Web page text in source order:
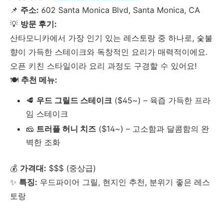
📌 주소: 602 Santa Monica Blvd, Santa Monica, CA
💡 방문 후기:
산타모니카에서 가장 인기 있는 레스토랑 중 하나로, 숯불
향이 가득한 스테이크와 독창적인 요리가 매력적이에요.
오픈 키친 스타일이라 요리 과정도 구경할 수 있어요!
🍽 추천 메뉴:
🥩 우드 그릴드 스테이크 ($45~) – 육즙 가득한 프라
임 스테이크
🧀 트러플 허니 치즈 ($14~) – 고소함과 달콤함의 완
벽한 조화
💰 가격대: $$$ (중상급)
✨ 특징: 우드파이어 그릴, 현지인 추천, 분위기 좋은 레스
토랑